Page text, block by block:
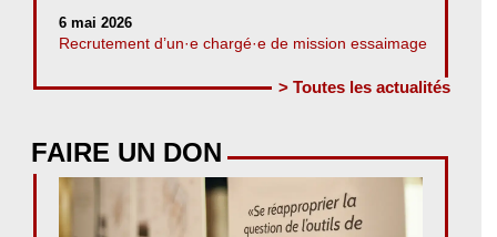
6 mai 2026
Recrutement d’un·e chargé·e de mission essaimage
> Toutes les actualités
FAIRE UN DON